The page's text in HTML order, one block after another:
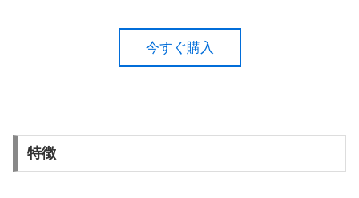
今すぐ購入
特徴